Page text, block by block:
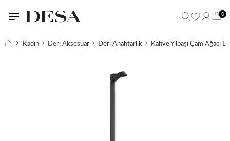
0
Kadın Deri Aksesuar Deri Anahtarlık Kahve Yılbaşı Çam Ağacı